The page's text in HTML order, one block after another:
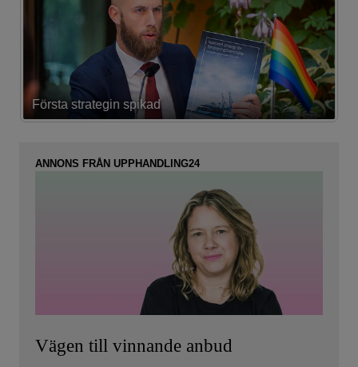
Första strategin spikad
ANNONS FRÅN UPPHANDLING24
Vägen till vinnande anbud